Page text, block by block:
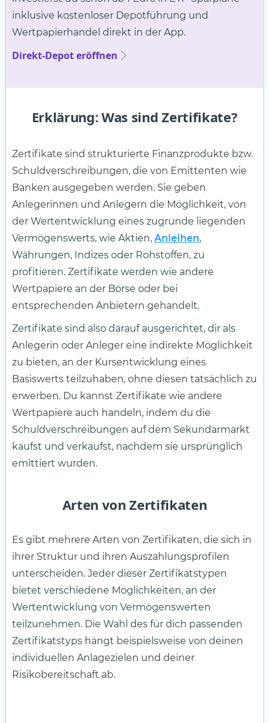
inklusive kostenloser Depotführung und
Wertpapierhandel direkt in der App.
Direkt-Depot eröffnen
Erklärung: Was sind Zertifikate?
Zertifikate sind strukturierte Finanzprodukte bzw.
Schuldverschreibungen, die von Emittenten wie
Banken ausgegeben werden. Sie geben
Anlegerinnen und Anlegern die Möglichkeit, von
der Wertentwicklung eines zugrunde liegenden
Vermögenswerts, wie Aktien, Anleihen,
Währungen, Indizes oder Rohstoffen, zu
profitieren. Zertifikate werden wie andere
Wertpapiere an der Börse oder bei
entsprechenden Anbietern gehandelt.
Zertifikate sind also darauf ausgerichtet, dir als
Anlegerin oder Anleger eine indirekte Möglichkeit
zu bieten, an der Kursentwicklung eines
Basiswerts teilzuhaben, ohne diesen tatsächlich zu
erwerben. Du kannst Zertifikate wie andere
Wertpapiere auch handeln, indem du die
Schuldverschreibungen auf dem Sekundärmarkt
kaufst und verkaufst, nachdem sie ursprünglich
emittiert wurden.
Arten von Zertifikaten
Es gibt mehrere Arten von Zertifikaten, die sich in
ihrer Struktur und ihren Auszahlungsprofilen
unterscheiden. Jeder dieser Zertifikatstypen
bietet verschiedene Möglichkeiten, an der
Wertentwicklung von Vermögenswerten
teilzunehmen. Die Wahl des für dich passenden
Zertifikatstyps hängt beispielsweise von deinen
individuellen Anlagezielen und deiner
Risikobereitschaft ab.